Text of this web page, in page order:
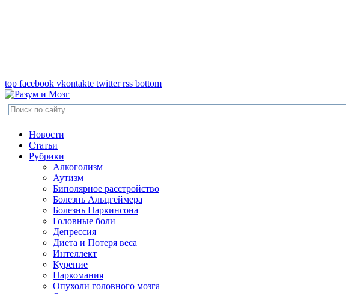
top facebook vkontakte twitter rss bottom
Новости
Статьи
Рубрики
Алкоголизм
Аутизм
Биполярное расстройство
Болезнь Альцгеймера
Болезнь Паркинсона
Головные боли
Депрессия
Диета и Потеря веса
Интеллект
Курение
Наркомания
Опухоли головного мозга